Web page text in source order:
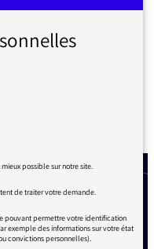
possible sur notre site.
de traiter votre demande.
pouvant permettre votre identification
exemple des informations sur votre état
convictions personnelles).